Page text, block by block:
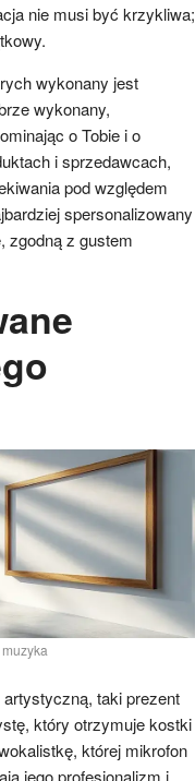
nie musi być krzykliwa;
wykonany jest
wykonany,
o Tobie i o
i sprzedawcach,
pod względem
spersonalizowany
zgodną z gustem
taki prezent
który otrzymuje kostki
której mikrofon
jego profesjonalizm i